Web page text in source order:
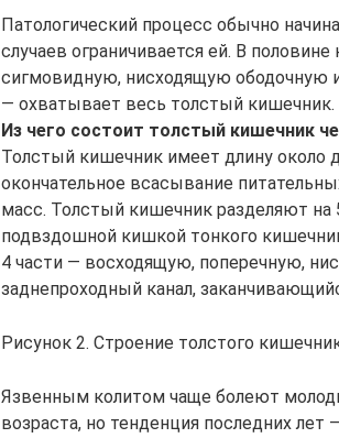
Патологический процесс обычно
случаев ограничивается ей. В
сигмовидную, нисходящую ободочную
— охватывает весь толстый кишечник.
Из чего состоит толстый кишечник
Толстый кишечник имеет длину около
окончательное всасывание
масс. Толстый кишечник разделяют на
подвздошной кишкой тонкого
4 части — восходящую, поперечную,
заднепроходный канал,
Рисунок 2. Строение толстого
Язвенным колитом чаще болеют
возраста, но тенденция последних